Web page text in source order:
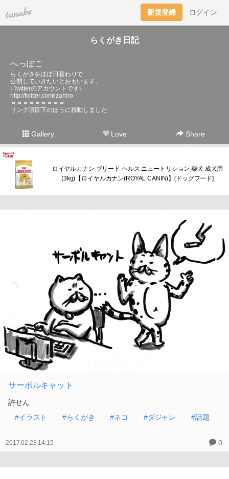
tuna.be 新規登録 ログイン
らくがき日記
へっぽこ
らくがきをほぼ日替わりで
公開していきたいとおもいます。
↓Twitterのアカウントです↓
http://twitter.com/izahiro
＝＝＝＝＝＝＝＝＝
リンク項目下のほうに移動しました
Gallery Love Share
ロイヤルカナン ブリード ヘルス ニュートリション 柴犬 成犬用
(3kg)【ロイヤルカナン(ROYAL CANIN)】[ドッグフード]
サーボルキャット
許せん
#イラスト
#らくがき #ネコ #ダジャレ #話題
2017.02.28 14:15 0